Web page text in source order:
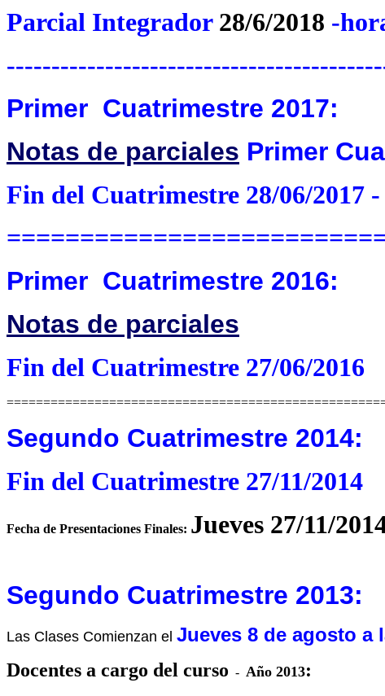
Parcial Integrador 28/6/2018 -
Primer Cuatrimestre 2017:
Notas de parciales Primer
Fin del Cuatrimestre 28/06/2017
Primer Cuatrimestre 2016:
Notas de parciales
Fin del Cuatrimestre 27/06/2016
Segundo Cuatrimestre 2014:
Fin del Cuatrimestre 27/11/2014
Fecha de Presentaciones Finales: Jueves 27/11/
Segundo Cuatrimestre 2013:
Las Clases Comienzan el Jueves 8 de agosto a
Docentes a cargo del curso - Año 2013: